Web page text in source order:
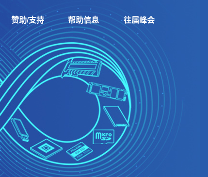
赞助/支持 帮助信息 往届峰会